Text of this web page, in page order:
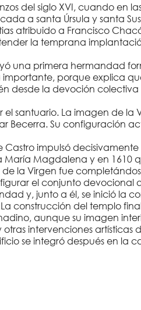
del siglo XVI, cuando en
a santa Úrsula y santa
atribuido a Francisco
la temprana
una primera hermandad
porque explica
desde la devoción colectiva
santuario. La imagen de la
Becerra. Su configuración
Castro impulsó
Magdalena y en 1610
la Virgen fue
el conjunto devocional
y, junto a él, se inició la
construcción del templo
aunque su imagen
intervenciones artísticas
se integró después en la